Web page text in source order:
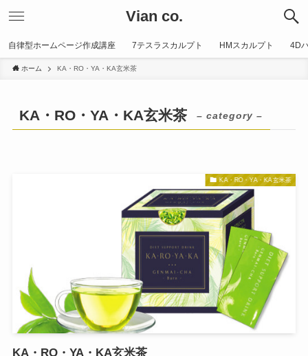
Vian co.
自律型ホームページ作成講座 7テスラスカルプト HMスカルプト 4D
ホーム KA・RO・YA・KA玄米茶
KA・RO・YA・KA玄米茶 – category –
KA・RO・YA・KA玄米茶
KA・RO・YA・KA玄米茶